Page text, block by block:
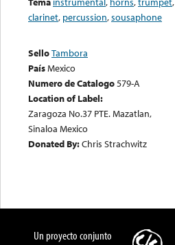
clarinet, percussion,sousaphone
SelloTambora
PaísMexico
Numero de Catalogo579-A
Location of Label:
Zaragoza No.37 PTE. Mazatlan,
Sinaloa Mexico
Donated By:Chris Strachwitz
Un proyecto conjunto